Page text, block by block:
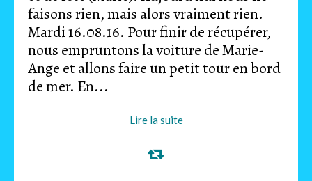
faisons rien, mais alors vraiment rien.
Mardi 16.08.16. Pour finir de récupérer,
nous empruntons la voiture de Marie-
Ange et allons faire un petit tour en bord
de mer. En...
Lire la suite